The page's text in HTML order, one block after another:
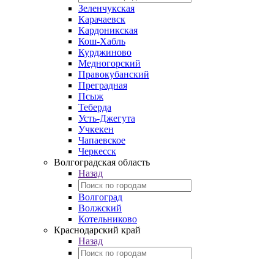
Зеленчукская
Карачаевск
Кардоникская
Кош-Хабль
Курджиново
Медногорский
Правокубанский
Преградная
Псыж
Теберда
Усть-Джегута
Учкекен
Чапаевское
Черкесск
Волгоградская область
Назад
Волгоград
Волжский
Котельниково
Краснодарский край
Назад